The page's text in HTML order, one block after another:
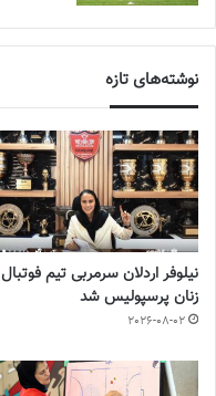
نوشته‌های تازه
نیلوفر اردلان سرمربی تیم فوتبال
زنان پرسپولیس شد
2026-08-02